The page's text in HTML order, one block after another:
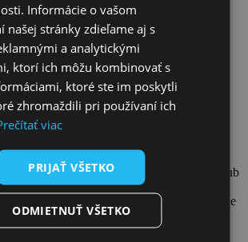
akcionárov VVS zabezpečovať sériu
a eventov pre akcionárov VVS (tzv.
pre štatutárov a zainteresované osoby
obecného/mestského zastupiteľstva,
obecných/mestských komisií). Klub
informovať zástupcov miest a obcí aj cez
s celoštátnou pôsobnosťou, vydávanie
a prevádzku bezplatnej hotline,
médií.
Informácie o vašom
našej stránky zdieľame aj s
a analytickými
ktorí ich môžu kombinovať s
ktoré ste im poskytli
zhromaždili pri používaní ich
viac
PRIJAŤ VŠETKO
ODMIETNUŤ VŠETKO